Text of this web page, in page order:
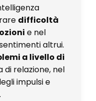
difficoltà
e nel
altrui.
a livello di
di relazione, nel
impulsi e
.